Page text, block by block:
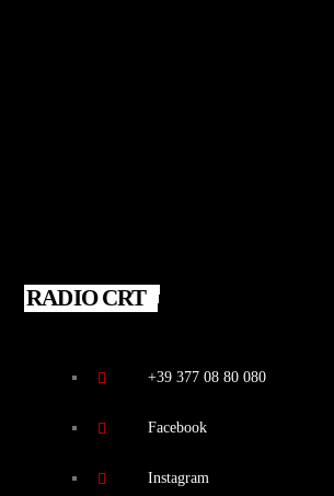
RADIO CRT
+39 377 08 80 080
Facebook
Instagram